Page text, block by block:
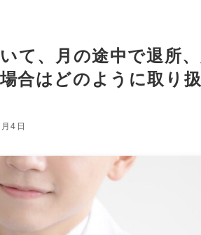
て、月の途中で退所
合はどのように取り
4日